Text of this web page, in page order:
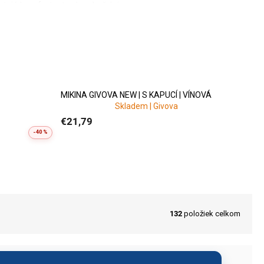
Radi vám pomôžeme
-40 %
MIKINA GIVOVA NEW | S KAPUCÍ | VÍNOVÁ
Skladem | Givova
€21,79
132 položiek celkom